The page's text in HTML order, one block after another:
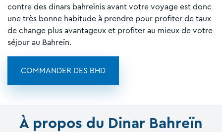
contre des dinars bahreïnis avant votre voyage est donc
une très bonne habitude à prendre pour profiter de taux
de change plus avantageux et profiter au mieux de votre
séjour au Bahreïn.
COMMANDER DES BHD
À propos du Dinar Bahreïn